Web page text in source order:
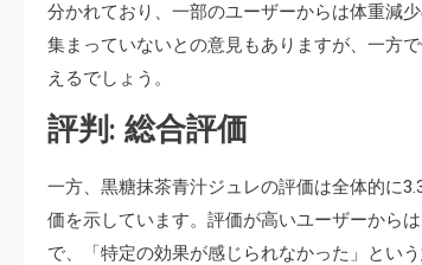
分かれており、一部のユーザーからは体重減
集まっていないとの意見もありますが、一方
えるでしょう。
評判: 総合評価
一方、黒糖抹茶青汁ジュレの評価は全体的に
価を示しています。評価が高いユーザーから
で、「特定の効果が感じられなかった」とい